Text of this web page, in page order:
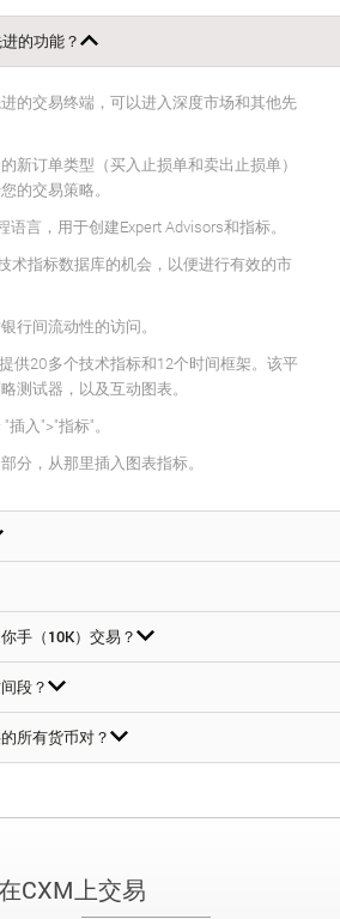
的功能？
的交易终端，可以进入深度市场和其他先
新订单类型（买入止损单和卖出止损单）
的交易策略。
言，用于创建Expert Advisors和指标。
术指标数据库的机会，以便进行有效的市
行间流动性的访问。
供20多个技术指标和12个时间框架。该平
测试器，以及互动图表。
入">"指标"。
分，从那里插入图表指标。
手（10K）交易？
段？
所有货币对？
CXM上交易